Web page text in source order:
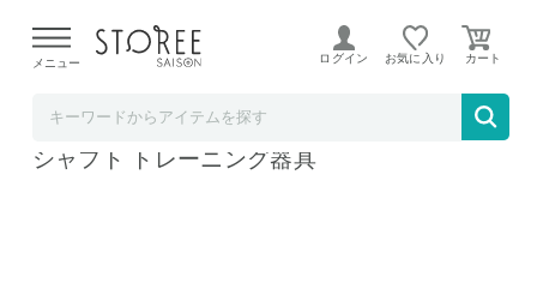
よる配送遅延が発生しております。
メニュー ログイン お気に入り
バーベル プレート セット 筋トレ 20kg 40kg
シャフト トレーニング器具